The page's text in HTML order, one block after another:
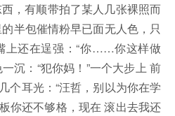
，有顺带拍了某人几张裸照而
半包催情粉早已面无人色，只
上还在逞强：“你……你这样做
沉：“犯你妈！”一个大步上 前
个耳光：“汪哲，别以为你在学
你还不够格，现在 滚出去我还